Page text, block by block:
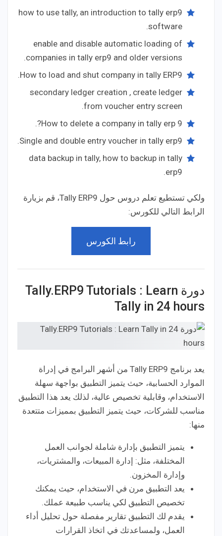
how to use tally, an introduction to tally erp9
software.
enable and disable automatic loading of
companies in tally erp9 and older versions.
How to load and shut company in tally ERP9.
secondary ledger creation , create ledger
from voucher entry screen.
How to delete a company in tally erp 9?.
Single and double entry voucher in tally erp9.
data backup in tally, how to backup in tally
erp9.
ولكي تستطيع تعلم دروس حول Tally ERP9، قم بزيارة
الرابط التالي للكورس:
رابط الكورس
دورة Tally.ERP9 Tutorials : Learn
Tally in 24 hours
يعد برنامج Tally ERP9 من أشهر البرامج في إدراة
الموارد الحسابية، حيث يتميز التطبيق بواجهة سهلة
الاستخدام، وقابلية تخصيص عالية، لذلك يعد هذا التطبيق
مناسب للشركات، حيث يتميز التطبيق بمميزات متتعدة
منها:
يتميز التطبيق بإدارة شاملة لجوانب العمل
المختلفة، مثل: إدارة المبيعات، والمشتريات،
وإدارة المخزون.
يعد التطبيق مرن في الاستخدام، حيث يمكنك
تخصيص التطبيق لكي يناسب طبيعة عملك.
يقدم لك التطبيق تقارير مفصلة حول تحليل أداء
العمل، ولمساعدتك في اتخاذ القرارات